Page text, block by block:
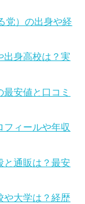
党）の出身や経
出身高校は？実
安値と口コミ
フィールや年収
と通販は？最安
や大学は？経歴